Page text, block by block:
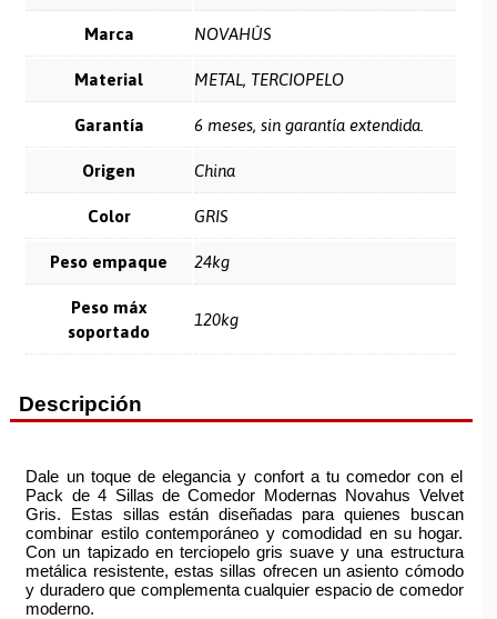
Marca NOVAHÛS
Material METAL, TERCIOPELO
Garantía 6 meses, sin garantía extendida.
Origen China
Color GRIS
Peso empaque 24kg
Peso máx
soportado
120kg
Descripción
Dale un toque de elegancia y confort a tu comedor con el
Pack de 4 Sillas de Comedor Modernas Novahus Velvet
Gris. Estas sillas están diseñadas para quienes buscan
combinar estilo contemporáneo y comodidad en su hogar.
Con un tapizado en terciopelo gris suave y una estructura
metálica resistente, estas sillas ofrecen un asiento cómodo
y duradero que complementa cualquier espacio de comedor
moderno.